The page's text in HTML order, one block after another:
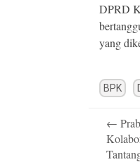
DPRD
yang
BPK
←